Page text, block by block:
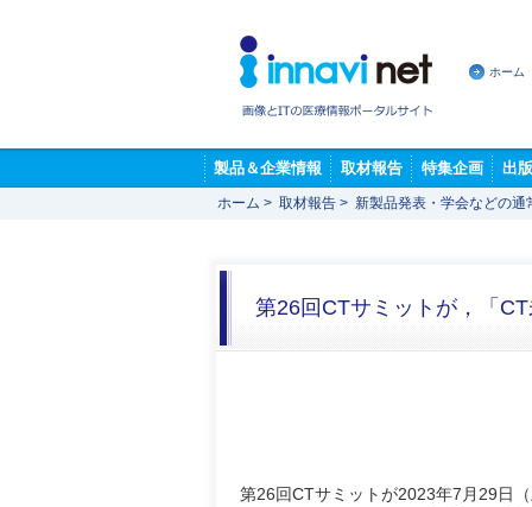
ホーム
製品＆企業情報 取材報告 特集企画 出
ホーム > 取材報告 > 新製品発表・学会などの通
第26回CTサミットが，「
第26回CTサミットが2023年7月29日